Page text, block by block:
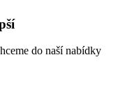
do naší nabídky